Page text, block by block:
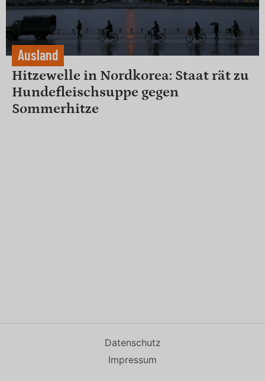
Ausland
Hitzewelle in Nordkorea: Staat rät zu
Hundefleischsuppe gegen
Sommerhitze
Datenschutz
Impressum